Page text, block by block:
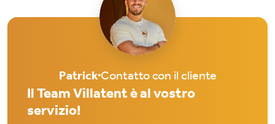
PatrickContatto con il cliente
Il Team Villatent è al vostro
servizio!